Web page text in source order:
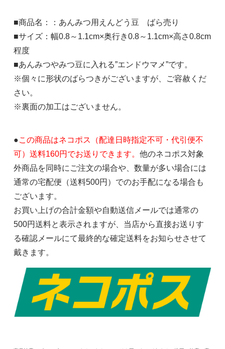
■商品名：：あんみつ用えんどう豆 ばら売り
■サイズ：幅0.8～1.1cm×奥行き0.8～1.1cm×高さ0.8cm
程度
■あんみつやみつ豆に入れる”エンドウマメ”です。
※個々に形状のばらつきがございますが、ご容赦くだ
さい。
※裏面の加工はございません。
●この商品はネコポス（配達日時指定不可・代引便不
可）送料160円でお送りできます。 他のネコポス対象
外商品を同時にご注文の場合や、数量が多い場合には
通常の宅配便（送料500円）でのお手配になる場合も
ございます。
お買い上げの合計金額や自動送信メールでは通常の
500円送料と表示されますが、当店から直接お送りす
る確認メールにて最終的な確定送料をお知らせさせて
戴きます。